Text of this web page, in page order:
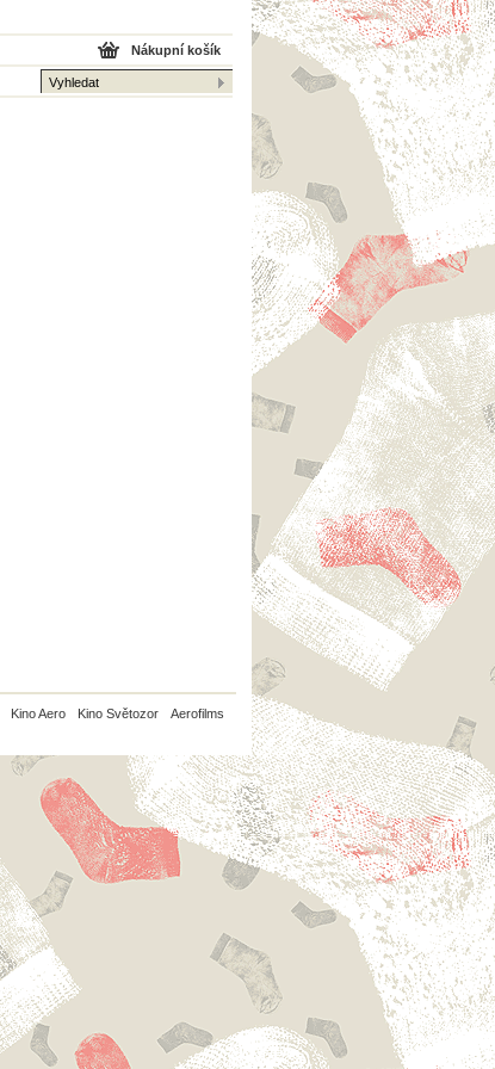
Nákupní košík
Kino Aero Kino Světozor Aerofilms